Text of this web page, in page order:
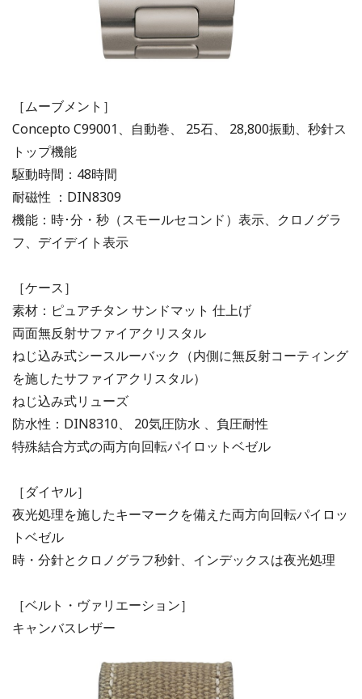
［ムーブメント］
Concepto C99001、自動巻、 25石、 28,800振動、秒針ス
トップ機能
駆動時間：48時間
耐磁性 ：DIN8309
機能：時･分・秒（スモールセコンド）表示、クロノグラ
フ、デイデイト表示
［ケース］
素材：ピュアチタン サンドマット 仕上げ
両面無反射サファイアクリスタル
ねじ込み式シースルーバック（内側に無反射コーティング
を施したサファイアクリスタル）
ねじ込み式リューズ
防水性：DIN8310、 20気圧防水 、負圧耐性
特殊結合方式の両方向回転パイロットベゼル
［ダイヤル］
夜光処理を施したキーマークを備えた両方向回転パイロッ
トベゼル
時・分針とクロノグラフ秒針、インデックスは夜光処理
［ベルト・ヴァリエーション］
キャンバスレザー